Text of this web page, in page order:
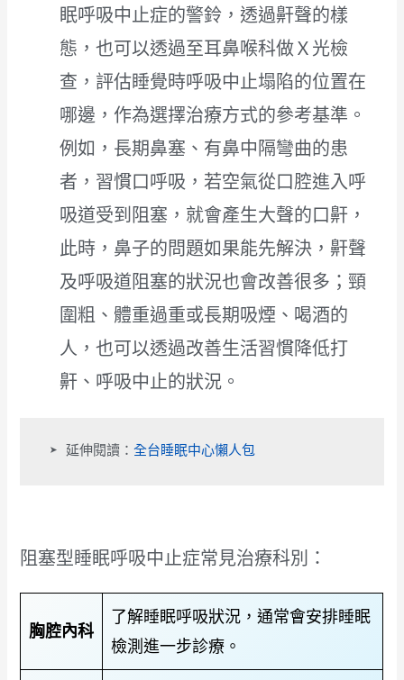
眠呼吸中止症的警鈴，透過鼾聲的樣
態，也可以透過至耳鼻喉科做Ｘ光檢
查，評估睡覺時呼吸中止塌陷的位置在
哪邊，作為選擇治療方式的參考基準。
例如，長期鼻塞、有鼻中隔彎曲的患
者，習慣口呼吸，若空氣從口腔進入呼
吸道受到阻塞，就會產生大聲的口鼾，
此時，鼻子的問題如果能先解決，鼾聲
及呼吸道阻塞的狀況也會改善很多；頸
圍粗、體重過重或長期吸煙、喝酒的
人，也可以透過改善生活習慣降低打
鼾、呼吸中止的狀況。
➤ 延伸閱讀：全台睡眠中心懶人包
阻塞型睡眠呼吸中止症常見治療科別：
胸腔內科
了解睡眠呼吸狀況，通常會安排睡眠
檢測進一步診療。